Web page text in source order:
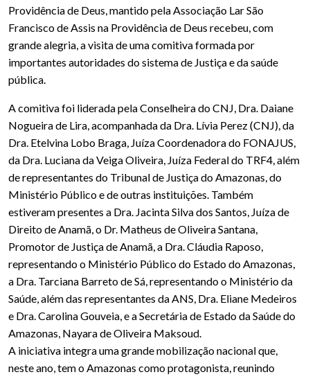
Providência de Deus, mantido pela Associação Lar São
Francisco de Assis na Providência de Deus recebeu, com
grande alegria, a visita de uma comitiva formada por
importantes autoridades do sistema de Justiça e da saúde
pública.
A comitiva foi liderada pela Conselheira do CNJ, Dra. Daiane
Nogueira de Lira, acompanhada da Dra. Lívia Perez (CNJ), da
Dra. Etelvina Lobo Braga, Juíza Coordenadora do FONAJUS,
da Dra. Luciana da Veiga Oliveira, Juíza Federal do TRF4, além
de representantes do Tribunal de Justiça do Amazonas, do
Ministério Público e de outras instituições. Também
estiveram presentes a Dra. Jacinta Silva dos Santos, Juíza de
Direito de Anamã, o Dr. Matheus de Oliveira Santana,
Promotor de Justiça de Anamã, a Dra. Cláudia Raposo,
representando o Ministério Público do Estado do Amazonas,
a Dra. Tarciana Barreto de Sá, representando o Ministério da
Saúde, além das representantes da ANS, Dra. Eliane Medeiros
e Dra. Carolina Gouveia, e a Secretária de Estado da Saúde do
Amazonas, Nayara de Oliveira Maksoud.
A iniciativa integra uma grande mobilização nacional que,
neste ano, tem o Amazonas como protagonista, reunindo